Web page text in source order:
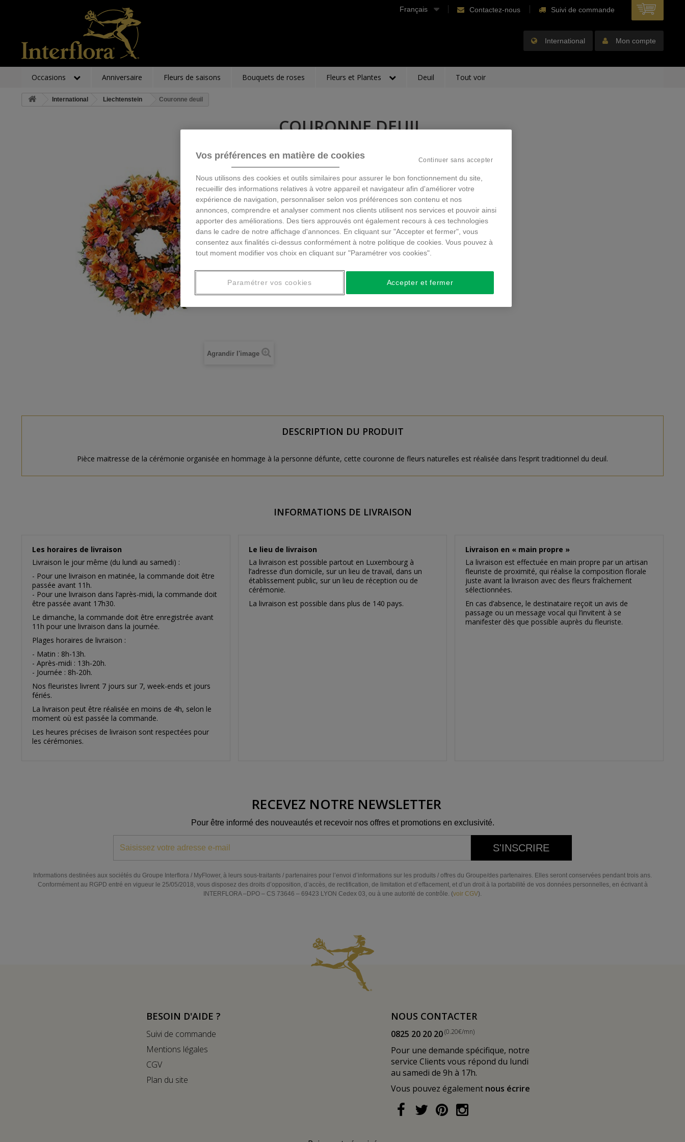
Français Contactez-nous Suivi de commande
International Mon compte
Occasions Anniversaire Fleurs de saisons Bouquets de roses Fleurs et Plantes Deuil Tout voir
International Liechtenstein Couronne deuil
Agrandir l'image
COURONNE DEUIL
390,00 €TTC
Ajouter au panier
DESCRIPTION DU PRODUIT
Pièce maitresse de la cérémonie organisée en hommage à la personne défunte, cette couronne de fleurs naturelles est réalisée dans l’esprit traditionnel du deuil.
INFORMATIONS DE LIVRAISON
Les horaires de livraison
Livraison le jour même (du lundi au samedi) :
- Pour une livraison en matinée, la commande doit être
passée avant 11h.
- Pour une livraison dans l’après-midi, la commande doit
être passée avant 17h30.
Le dimanche, la commande doit être enregistrée avant
11h pour une livraison dans la journée.
Plages horaires de livraison :
- Matin : 8h-13h.
- Après-midi : 13h-20h.
- Journée : 8h-20h.
Nos fleuristes livrent 7 jours sur 7, week-ends et jours
fériés.
La livraison peut être réalisée en moins de 4h, selon le
moment où est passée la commande.
Les heures précises de livraison sont respectées pour
les cérémonies.
Le lieu de livraison
La livraison est possible partout en Luxembourg à
l’adresse d’un domicile, sur un lieu de travail, dans un
établissement public, sur un lieu de réception ou de
cérémonie.
La livraison est possible dans plus de 140 pays.
Livraison en « main propre »
La livraison est effectuée en main propre par un artisan
fleuriste de proximité, qui réalise la composition florale
juste avant la livraison avec des fleurs fraîchement
sélectionnées.
En cas d’absence, le destinataire reçoit un avis de
passage ou un message vocal qui l’invitent à se
manifester dès que possible auprès du fleuriste.
RECEVEZ NOTRE NEWSLETTER
Pour être informé des nouveautés et recevoir nos offres et promotions en exclusivité.
S'INSCRIRE
Informations destinées aux sociétés du Groupe Interflora / MyFlower, à leurs sous-traitants / partenaires pour l’envoi d’informations sur les produits / offres du Groupe/des partenaires. Elles seront conservées pendant trois ans.
Conformément au RGPD entré en vigueur le 25/05/2018, vous disposez des droits d’opposition, d’accès, de rectification, de limitation et d’effacement, et d’un droit à la portabilité de vos données personnelles, en écrivant à
INTERFLORA –DPO – CS 73646 – 69423 LYON Cedex 03, ou à une autorité de contrôle. (voir CGV).
BESOIN D'AIDE ?
Suivi de commande
Mentions légales
CGV
Plan du site
NOUS CONTACTER
0825 20 20 20(0.20€/mn)
Pour une demande spécifique, notre
service Clients vous répond du lundi
au samedi de 9h à 17h.
Vous pouvez également nous écrire
Vos préférences en matière de cookies
Nous utilisons des cookies et outils similaires pour assurer le bon fonctionnement du site,
recueillir des informations relatives à votre appareil et navigateur afin d'améliorer votre
expérience de navigation, personnaliser selon vos préférences son contenu et nos
annonces, comprendre et analyser comment nos clients utilisent nos services et pouvoir ainsi
apporter des améliorations. Des tiers approuvés ont également recours à ces technologies
dans le cadre de notre affichage d'annonces. En cliquant sur "Accepter et fermer", vous
consentez aux finalités ci-dessus conformément à notre politique de cookies. Vous pouvez à
tout moment modifier vos choix en cliquant sur "Paramétrer vos cookies".
Continuer sans accepter
Accepter et fermer
Paramétrer vos cookies